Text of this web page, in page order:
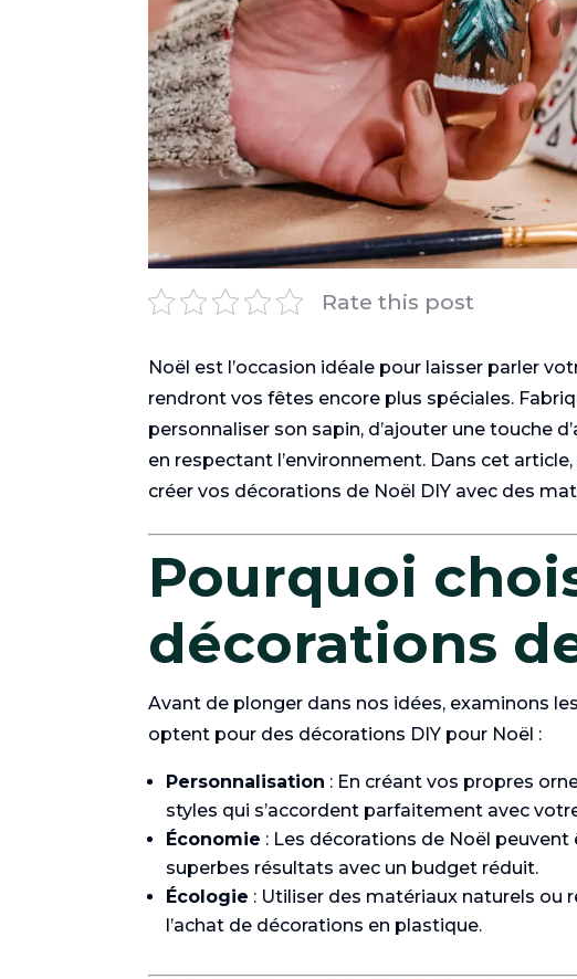
Rate this post
Noël est l’occasion idéale pour laisser parler
rendront vos fêtes encore plus spéciales.
personnaliser son sapin, d’ajouter une touche
en respectant l’environnement. Dans cet
créer vos décorations de Noël DIY avec des
Pourquoi
décorations
Avant de plonger dans nos idées, examinons
optent pour des décorations DIY pour Noël :
Personnalisation : En créant vos propres
styles qui s’accordent parfaitement avec
Économie : Les décorations de Noël
superbes résultats avec un budget réduit.
Écologie : Utiliser des matériaux naturels ou
l’achat de décorations en plastique.